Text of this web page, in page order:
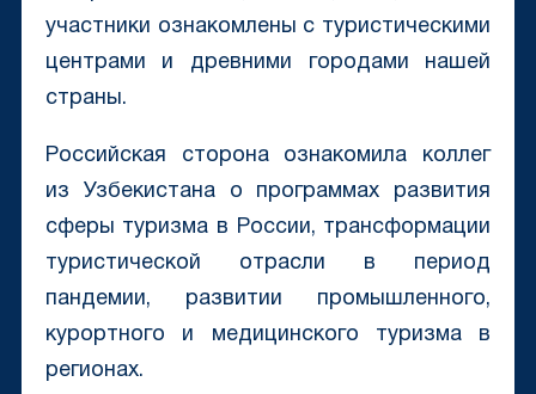
участники ознакомлены с туристическими
центрами и древними городами нашей
страны.
Российская сторона ознакомила коллег
из Узбекистана о программах развития
сферы туризма в России, трансформации
туристической отрасли в период
пандемии, развитии промышленного,
курортного и медицинского туризма в
регионах.